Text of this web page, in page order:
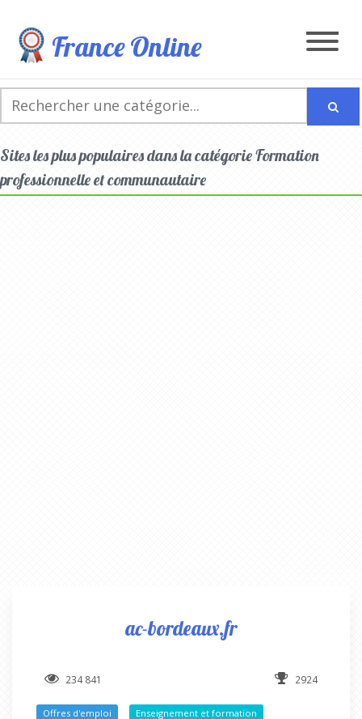
France Online
Sites les plus populaires dans la catégorie Formation
professionnelle et communautaire
ac-bordeaux.fr
234 841 2924
Offres d'emploi
Enseignement et formation